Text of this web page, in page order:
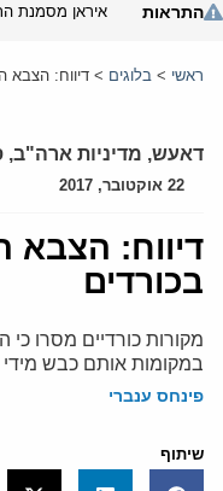
התראות
ראשי > בלוגים > דיווח: הצבא
דאעש, מדיניות ארה"ב,
22 אוקטובר, 2017
דיווח: הצבא
בכורדים
מקורות כורדיים מסרו
במקומות אותם כבש
פינחס ענברי
שיתוף